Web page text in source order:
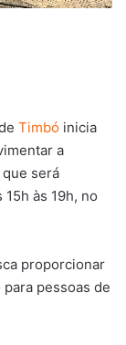
Timbó inicia
a
que será
às 19h, no
proporcionar
pessoas de